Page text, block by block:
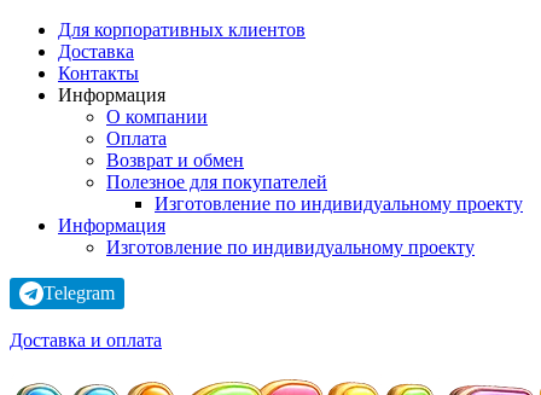
Для корпоративных клиентов
Доставка
Контакты
Информация
О компании
Оплата
Возврат и обмен
Полезное для покупателей
Изготовление по индивидуальному проекту
Информация
Изготовление по индивидуальному проекту
Telegram
Доставка и оплата